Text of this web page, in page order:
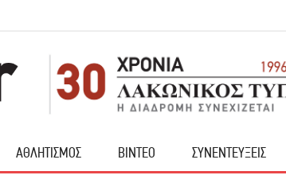
ΑΘΛΗΤΙΣΜΟΣ ΒΙΝΤΕΟ ΣΥΝΕΝΤΕΥΞΕΙΣ